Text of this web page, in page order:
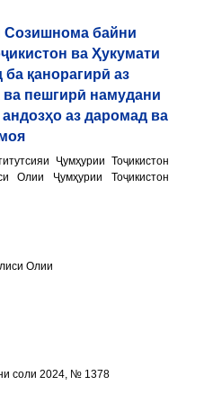
Созишнома байни
ва Ҳукумати
қанорагирӣ аз
ва пешгирӣ намудани
аз даромад ва
Ҷумҳурии Тоҷикистон
Олии Ҷумҳурии Тоҷикистон
Олии
соли 2024, № 1378